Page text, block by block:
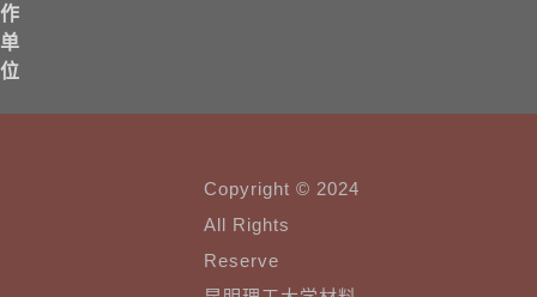
作
单
位
Copyright © 2024
All Rights
Reserve